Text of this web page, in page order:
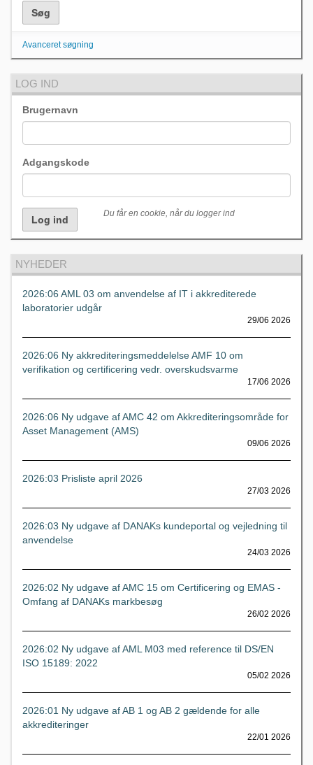
Avanceret søgning
LOG IND
Brugernavn
Adgangskode
Du får en cookie, når du logger ind
NYHEDER
2026:06 AML 03 om anvendelse af IT i akkrediterede
laboratorier udgår
29/06 2026
2026:06 Ny akkrediteringsmeddelelse AMF 10 om
verifikation og certificering vedr. overskudsvarme
17/06 2026
2026:06 Ny udgave af AMC 42 om Akkrediteringsområde for
Asset Management (AMS)
09/06 2026
2026:03 Prisliste april 2026
27/03 2026
2026:03 Ny udgave af DANAKs kundeportal og vejledning til
anvendelse
24/03 2026
2026:02 Ny udgave af AMC 15 om Certificering og EMAS -
Omfang af DANAKs markbesøg
26/02 2026
2026:02 Ny udgave af AML M03 med reference til DS/EN
ISO 15189: 2022
05/02 2026
2026:01 Ny udgave af AB 1 og AB 2 gældende for alle
akkrediteringer
22/01 2026